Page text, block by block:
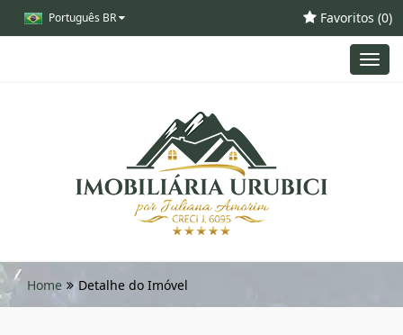
Português BR Favoritos (0)
Home Detalhe do Imóvel